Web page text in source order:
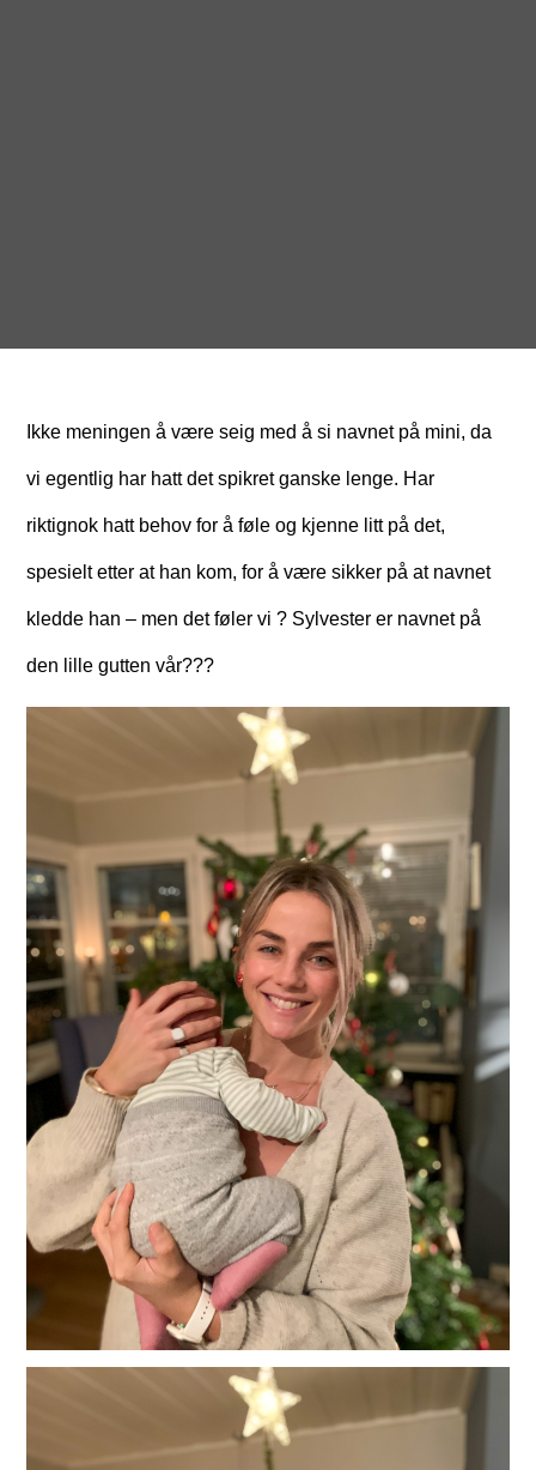
Ikke meningen å være seig med å si navnet på mini, da
vi egentlig har hatt det spikret ganske lenge. Har
riktignok hatt behov for å føle og kjenne litt på det,
spesielt etter at han kom, for å være sikker på at navnet
kledde han – men det føler vi? Sylvester er navnet på
den lille gutten vår???